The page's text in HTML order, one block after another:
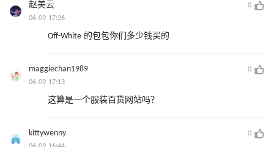
赵美云
0
06-09 17:26
Off-White 的包包你们多少钱买的
maggiechan1989
0
06-09 17:13
这算是一个服装百货网站吗？
kittywenny
0